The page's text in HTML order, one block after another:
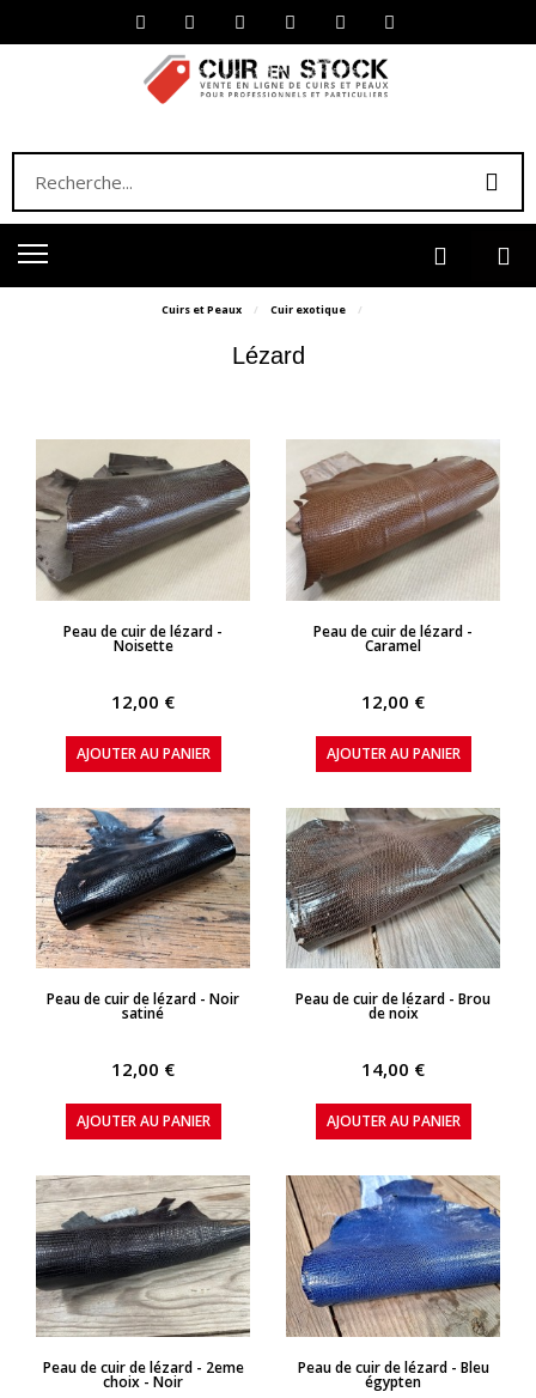
Cuirs et Peaux Cuir exotique
Lézard
APERÇU RAPIDE
Peau de cuir de lézard -
Noisette
12,00 €
AJOUTER AU PANIER
APERÇU RAPIDE
Peau de cuir de lézard -
Caramel
12,00 €
AJOUTER AU PANIER
APERÇU RAPIDE
Peau de cuir de lézard - Noir
satiné
12,00 €
AJOUTER AU PANIER
APERÇU RAPIDE
Peau de cuir de lézard - Brou
de noix
14,00 €
AJOUTER AU PANIER
APERÇU RAPIDE
Peau de cuir de lézard - 2eme
choix - Noir
APERÇU RAPIDE
Peau de cuir de lézard - Bleu
égypten